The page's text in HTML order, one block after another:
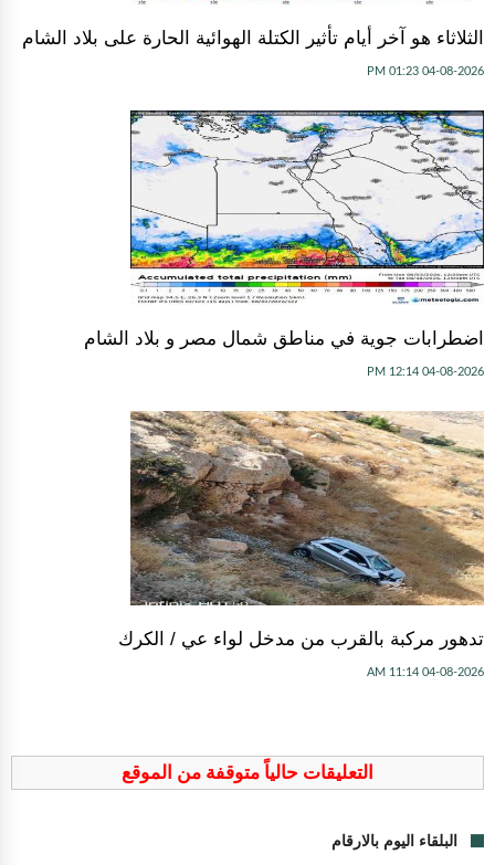
الثلاثاء هو آخر أيام تأثير الكتلة الهوائية الحارة على بلاد الشام
04-08-2026 01:23 PM
اضطرابات جوية في مناطق شمال مصر و بلاد الشام
04-08-2026 12:14 PM
تدهور مركبة بالقرب من مدخل لواء عي / الكرك
04-08-2026 11:14 AM
التعليقات حالياً متوقفة من الموقع
البلقاء اليوم بالارقام